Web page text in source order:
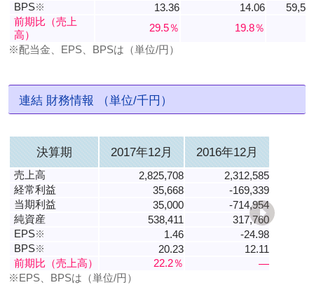
BPS※ 13.36 14.06
前期比（売上
高）
29.5％
19.8％
※配当金、EPS、BPSは（単位/円）
連結 財務情報 （単位/千円）
決算期 2017年12月 2016年12月
売上高 2,825,708
2,312,585
経常利益
35,668
-169,339
当期利益
35,000
-714,954
純資産
538,411
317,760
EPS※ 1.46
-24.98
BPS※ 20.23
12.11
前期比（売上高）
22.2％
―
※EPS、BPSは（単位/円）